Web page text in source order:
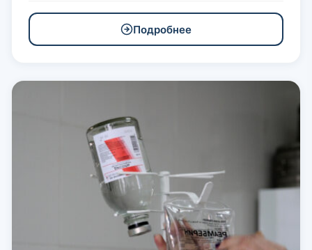
Подробнее